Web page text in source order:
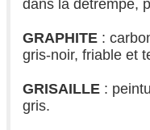
dans la détrempe,
GRAPHITE :
gris-noir, friable et
GRISAILLE :
gris.